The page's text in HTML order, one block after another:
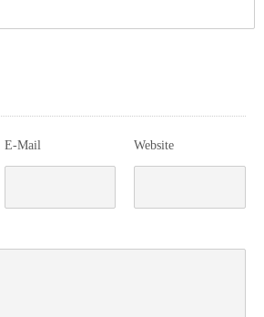
E-Mail Website